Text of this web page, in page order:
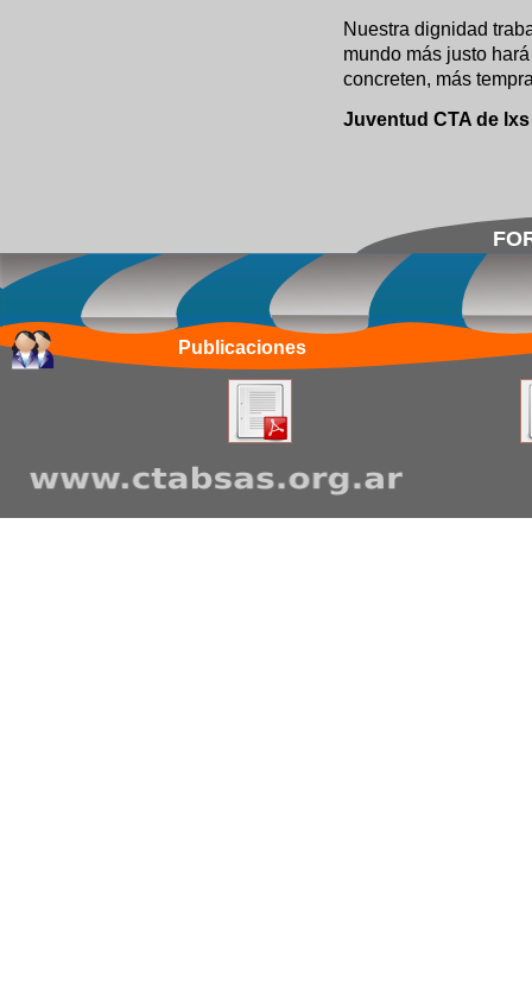
Nuestra dignidad
mundo más justo
concreten, más
Juventud CTA de
Publicaciones